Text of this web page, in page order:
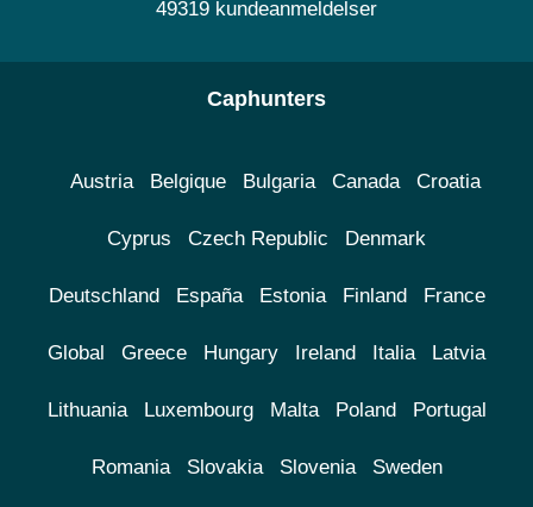
49319 kundeanmeldelser
Caphunters
Austria Belgique Bulgaria Canada Croatia
Cyprus Czech Republic Denmark
Deutschland España Estonia Finland France
Global Greece Hungary Ireland Italia Latvia
Lithuania Luxembourg Malta Poland Portugal
Romania Slovakia Slovenia Sweden